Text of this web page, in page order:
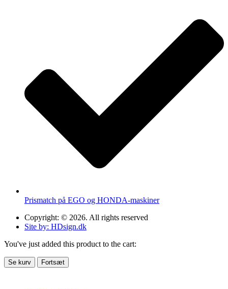
Prismatch på EGO og HONDA-maskiner
Copyright: © 2026. All rights reserved
Site by: HDsign.dk
You've just added this product to the cart:
Se kurv Fortsæt